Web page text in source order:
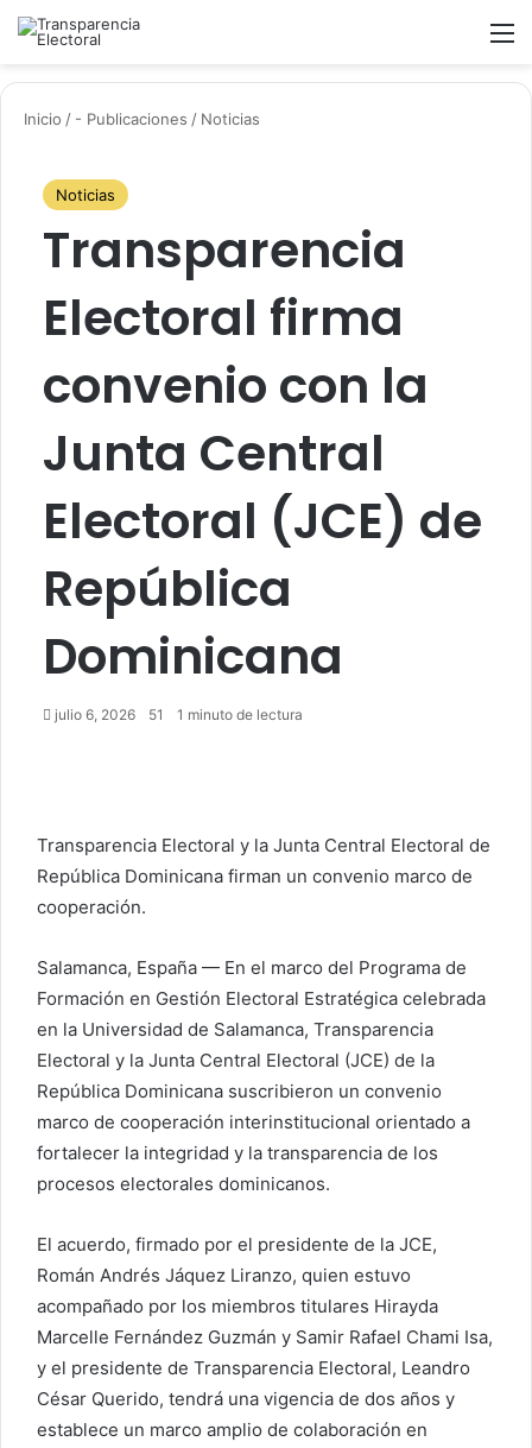
Inicio / - Publicaciones / Noticias
Noticias
Transparencia
Electoral firma
convenio con la
Junta Central
Electoral (JCE) de
República
Dominicana
julio 6, 2026 51 1 minuto de lectura
Transparencia Electoral y la Junta Central Electoral de
República Dominicana firman un convenio marco de
cooperación.
Salamanca, España — En el marco del Programa de
Formación en Gestión Electoral Estratégica celebrada
en la Universidad de Salamanca, Transparencia
Electoral y la Junta Central Electoral (JCE) de la
República Dominicana suscribieron un convenio
marco de cooperación interinstitucional orientado a
fortalecer la integridad y la transparencia de los
procesos electorales dominicanos.
El acuerdo, firmado por el presidente de la JCE,
Román Andrés Jáquez Liranzo, quien estuvo
acompañado por los miembros titulares Hirayda
Marcelle Fernández Guzmán y Samir Rafael Chami Isa,
y el presidente de Transparencia Electoral, Leandro
César Querido, tendrá una vigencia de dos años y
establece un marco amplio de colaboración en